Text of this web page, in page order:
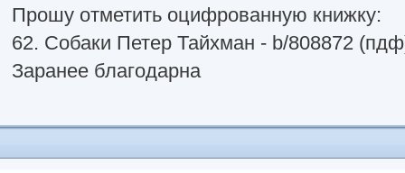
Прошу отметить оцифрованную книжку:
62. Собаки Петер Тайхман - b/808872
Заранее благодарна